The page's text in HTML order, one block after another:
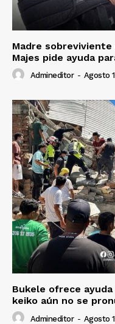
Madre
Majes pide ayuda
Admineditor - Agosto
Bukele ofrece
keiko aún no se
Admineditor - Agosto